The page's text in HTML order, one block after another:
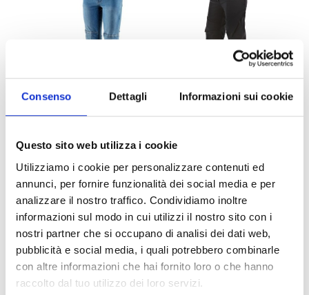
Consenso Dettagli Informazioni sui cookie
Questo sito web utilizza i cookie
Utilizziamo i cookie per personalizzare contenuti ed
annunci, per fornire funzionalità dei social media e per
analizzare il nostro traffico. Condividiamo inoltre
informazioni sul modo in cui utilizzi il nostro sito con i
nostri partner che si occupano di analisi dei dati web,
pubblicità e social media, i quali potrebbero combinarle
con altre informazioni che hai fornito loro o che hanno
raccolto dal tuo utilizzo dei loro servizi.
-15%
38 46
OJ
€ 99,99 € 84,99
-15%
44
DAINESE
€ 269,95